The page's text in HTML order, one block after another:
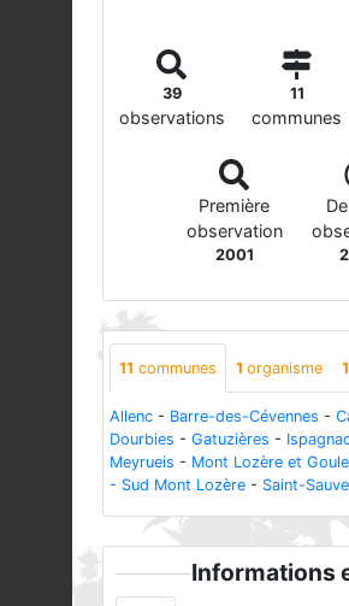
39
observations
11
communes
Première
observation
2001
11 communes 1 organisme
Allenc - Barre-des-Cévennes -
Dourbies - Gatuzières -
Meyrueis - Mont Lozère et
- Sud Mont Lozère - Saint-
Informations